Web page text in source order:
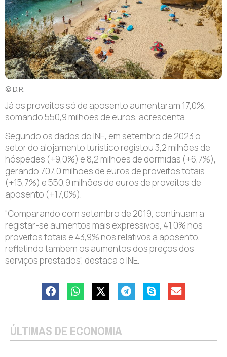
© D.R.
Já os proveitos só de aposento aumentaram 17,0%,
somando 550,9 milhões de euros, acrescenta.
Segundo os dados do INE, em setembro de 2023 o
setor do alojamento turístico registou 3,2 milhões de
hóspedes (+9,0%) e 8,2 milhões de dormidas (+6,7%),
gerando 707,0 milhões de euros de proveitos totais
(+15,7%) e 550,9 milhões de euros de proveitos de
aposento (+17,0%).
“Comparando com setembro de 2019, continuam a
registar-se aumentos mais expressivos, 41,0% nos
proveitos totais e 43,9% nos relativos a aposento,
refletindo também os aumentos dos preços dos
serviços prestados”, destaca o INE.
ÚLTIMAS DE ECONOMIA